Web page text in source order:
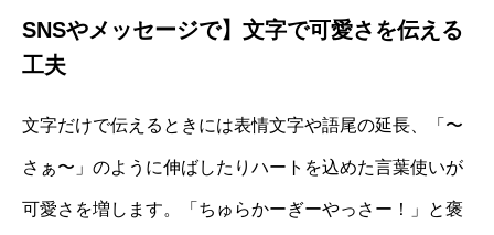
SNSやメッセージで】文字で可愛さを伝える
工夫
文字だけで伝えるときには表情文字や語尾の延長、「〜
さぁ〜」のように伸ばしたりハートを込めた言葉使いが
可愛さを増します。「ちゅらかーぎーやっさー！」と褒